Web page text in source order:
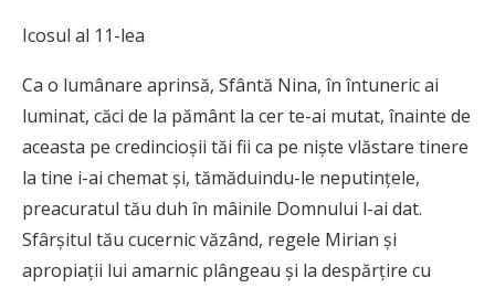
Icosul al 11-lea
Ca o lumânare aprinsă, Sfântă Nina, în întuneric ai
luminat, căci de la pământ la cer te-ai mutat, înainte de
aceasta pe credincioșii tăi fii ca pe niște vlăstare tinere
la tine i-ai chemat și, tămăduindu-le neputințele,
preacuratul tău duh în mâinile Domnului l-ai dat.
Sfârșitul tău cucernic văzând, regele Mirian și
apropiații lui amarnic plângeau și la despărțire cu